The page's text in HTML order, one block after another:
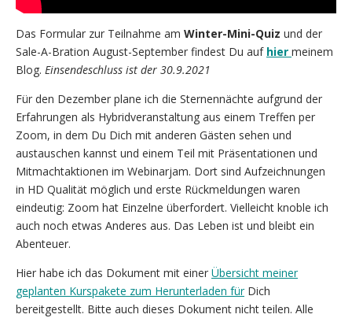
Das Formular zur Teilnahme am Winter-Mini-Quiz und der
Sale-A-Bration August-September findest Du auf hier meinem
Blog. Einsendeschluss ist der 30.9.2021
Für den Dezember plane ich die Sternennächte aufgrund der
Erfahrungen als Hybridveranstaltung aus einem Treffen per
Zoom, in dem Du Dich mit anderen Gästen sehen und
austauschen kannst und einem Teil mit Präsentationen und
Mitmachtaktionen im Webinarjam. Dort sind Aufzeichnungen
in HD Qualität möglich und erste Rückmeldungen waren
eindeutig: Zoom hat Einzelne überfordert. Vielleicht knoble ich
auch noch etwas Anderes aus. Das Leben ist und bleibt ein
Abenteuer.
Hier habe ich das Dokument mit einer Übersicht meiner
geplanten Kurspakete zum Herunterladen fürDich
bereitgestellt. Bitte auch dieses Dokument nicht teilen. Alle